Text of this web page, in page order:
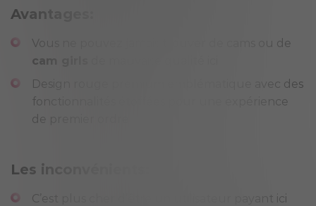
Avantages:
Vous ne pouvez jamais trouver de cams ou de
cam girls
Design rouge premium emblématique avec des
fonctionnalités étoffées pour une expérience
de premier ordre
Les inconvénients:
C’est plus cher d’être un utilisateur payant ici